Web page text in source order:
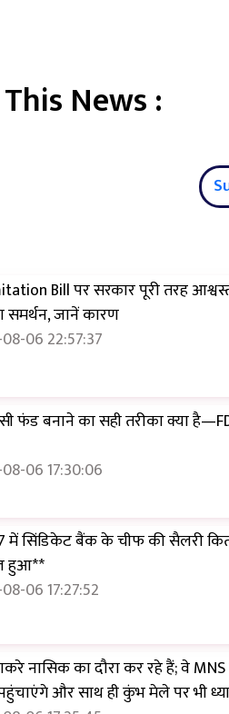
News :
Bill पर सरकार पूरी तरह
समर्थन, जानें कारण
06 22:57:37
फंड बनाने का सही तरीका क्या
06 17:30:06
में सिंडिकेट बैंक के चीफ की सैलरी
हुआ**
06 17:27:52
नासिक का दौरा कर रहे हैं; वे
और साथ ही कुंभ मेले पर भी